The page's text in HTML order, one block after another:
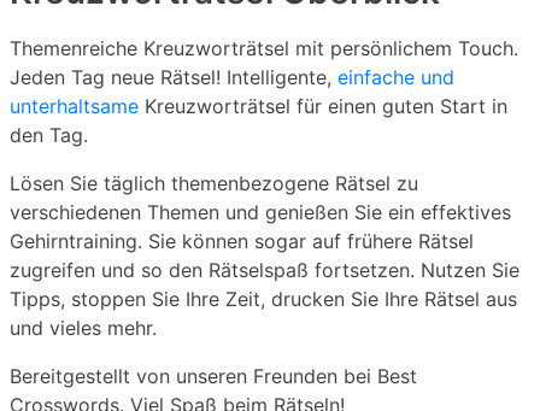
Themenreiche Kreuzworträtsel mit persönlichem Touch.
Jeden Tag neue Rätsel! Intelligente, einfache und
unterhaltsame Kreuzworträtsel für einen guten Start in
den Tag.
Lösen Sie täglich themenbezogene Rätsel zu
verschiedenen Themen und genießen Sie ein effektives
Gehirntraining. Sie können sogar auf frühere Rätsel
zugreifen und so den Rätselspaß fortsetzen. Nutzen Sie
Tipps, stoppen Sie Ihre Zeit, drucken Sie Ihre Rätsel aus
und vieles mehr.
Bereitgestellt von unseren Freunden bei Best
Crosswords. Viel Spaß beim Rätseln!